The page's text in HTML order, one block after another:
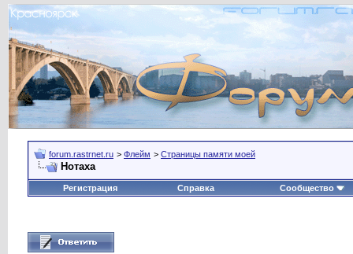
forum.rastrnet.ru > Флейм > Страницы памяти моей
Нотаха
Регистрация Справка Сообщество